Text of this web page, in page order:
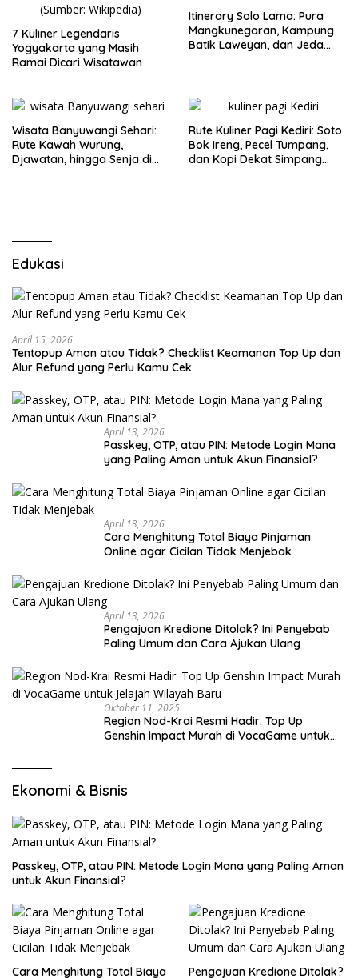
7 Kuliner Legendaris
Yogyakarta yang Masih
Ramai Dicari Wisatawan
Itinerary Solo Lama: Pura
Mangkunegaran, Kampung
Batik Laweyan, dan Jeda
Wisata Banyuwangi Sehari:
Rute Kawah Wurung,
Djawatan, hingga Senja di
Rute Kuliner Pagi Kediri: Soto
Bok Ireng, Pecel Tumpang,
dan Kopi Dekat Simpang
Edukasi
April 15, 2026
Tentopup Aman atau Tidak? Checklist Keamanan Top Up dan
Alur Refund yang Perlu Kamu Cek
April 13, 2026
Passkey, OTP, atau PIN: Metode Login Mana
yang Paling Aman untuk Akun Finansial?
April 13, 2026
Cara Menghitung Total Biaya Pinjaman
Online agar Cicilan Tidak Menjebak
April 13, 2026
Pengajuan Kredione Ditolak? Ini Penyebab
Paling Umum dan Cara Ajukan Ulang
Oktober 11, 2025
Region Nod-Krai Resmi Hadir: Top Up
Genshin Impact Murah di VocaGame untuk
Ekonomi & Bisnis
Passkey, OTP, atau PIN: Metode Login Mana yang Paling Aman
untuk Akun Finansial?
Cara Menghitung Total Biaya
Pengajuan Kredione Ditolak?